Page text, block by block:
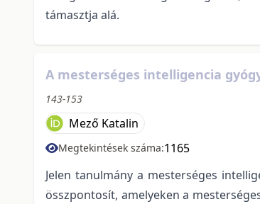
támasztja alá.
A mesterséges intelligencia
143-153
Mező Katalin
Megtekintések száma:1165
Jelen tanulmány a mesterséges
összpontosít, amelyeken a